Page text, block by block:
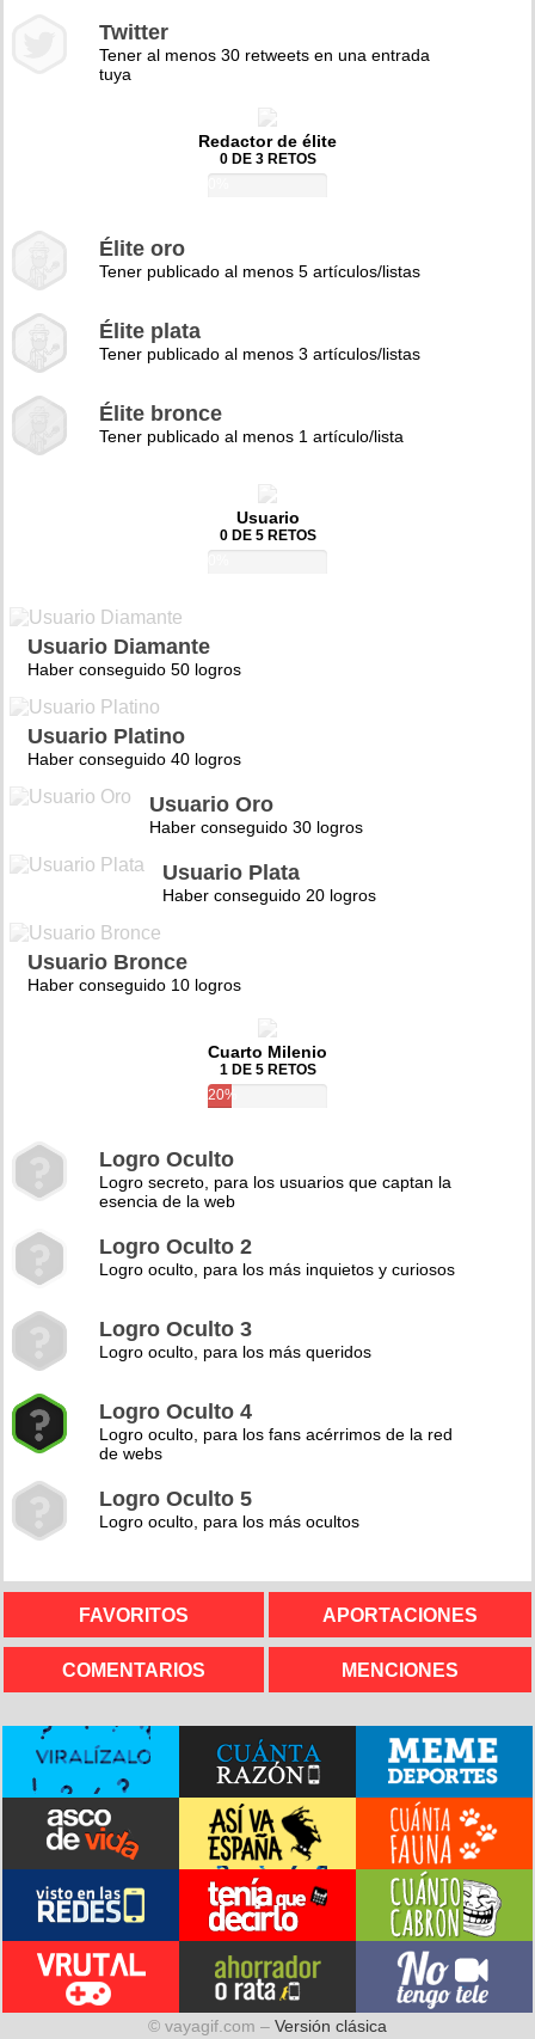
Twitter
Tener al menos 30 retweets en una entrada
tuya
Redactor de élite
0 DE 3 RETOS
Élite oro
Tener publicado al menos 5 artículos/listas
Élite plata
Tener publicado al menos 3 artículos/listas
Élite bronce
Tener publicado al menos 1 artículo/lista
Usuario
0 DE 5 RETOS
Usuario Diamante
Haber conseguido 50 logros
Usuario Platino
Haber conseguido 40 logros
Usuario Oro
Haber conseguido 30 logros
Usuario Plata
Haber conseguido 20 logros
Usuario Bronce
Haber conseguido 10 logros
Cuarto Milenio
1 DE 5 RETOS
20%
Logro Oculto
Logro secreto, para los usuarios que captan la
esencia de la web
Logro Oculto 2
Logro oculto, para los más inquietos y curiosos
Logro Oculto 3
Logro oculto, para los más queridos
Logro Oculto 4
Logro oculto, para los fans acérrimos de la red
de webs
Logro Oculto 5
Logro oculto, para los más ocultos
FAVORITOS APORTACIONES
COMENTARIOS MENCIONES
© vayagif.com – Versión clásica